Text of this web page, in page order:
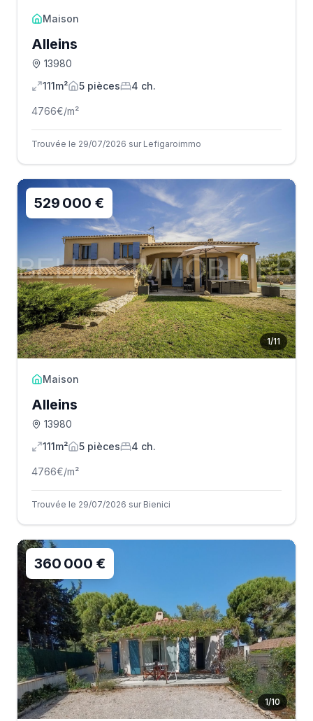
Maison
Alleins
13980
111m²
5 pièces 4 ch.
4766€/m²
Trouvée le 29/07/2026 sur Lefigaroimmo
1/11
529 000 €
Maison
Alleins
13980
111m²
5 pièces 4 ch.
4766€/m²
Trouvée le 29/07/2026 sur Bienici
1/10
360 000 €